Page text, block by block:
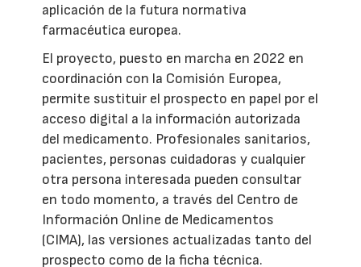
aplicación de la futura normativa
farmacéutica europea.
El proyecto, puesto en marcha en 2022 en
coordinación con la Comisión Europea,
permite sustituir el prospecto en papel por el
acceso digital a la información autorizada
del medicamento. Profesionales sanitarios,
pacientes, personas cuidadoras y cualquier
otra persona interesada pueden consultar
en todo momento, a través del Centro de
Información Online de Medicamentos
(CIMA), las versiones actualizadas tanto del
prospecto como de la ficha técnica.